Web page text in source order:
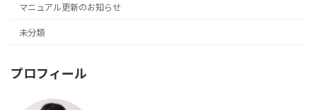
マニュアル更新のお知らせ
未分類
プロフィール